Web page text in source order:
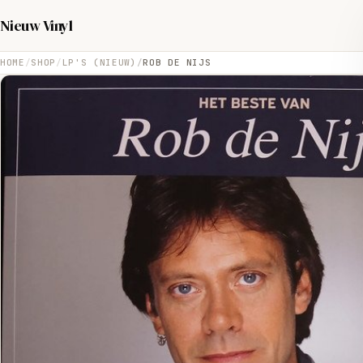
Nieuw Vinyl
HOME SHOP LP'S (NIEUW) ROB DE NIJS